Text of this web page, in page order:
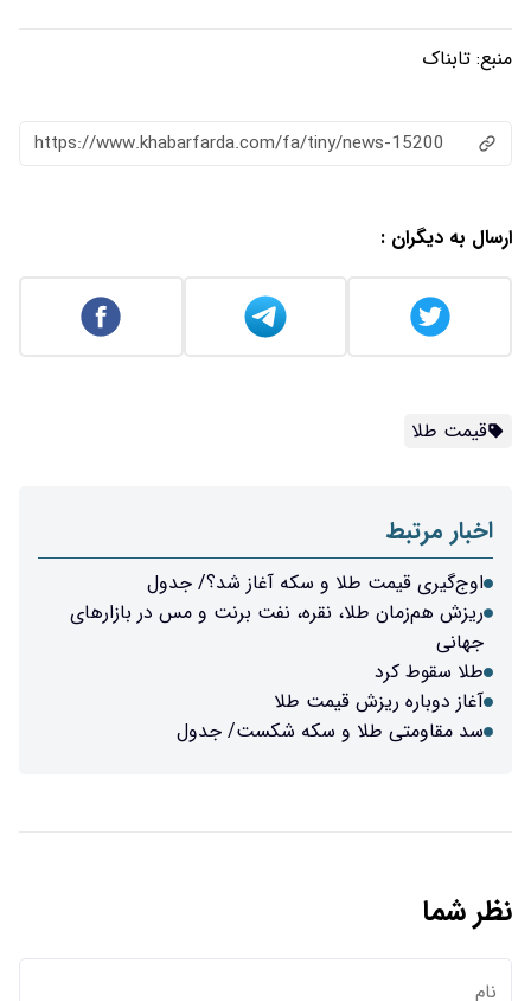
منبع: تابناک
https://www.khabarfarda.com/fa/tiny/news-15200
ارسال به دیگران :
قیمت طلا
اخبار مرتبط
اوج‌گیری قیمت طلا و سکه آغاز شد؟/ جدول
ریزش هم‌زمان طلا، نقره، نفت برنت و مس در بازارهای
جهانی
طلا سقوط کرد
آغاز دوباره ریزش قیمت طلا
سد مقاومتی طلا و سکه شکست/ جدول
نظر شما